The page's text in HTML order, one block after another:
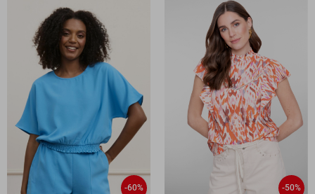
-60% -50%